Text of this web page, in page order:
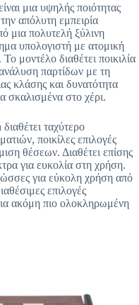
μια υψηλής ποιότητας
απόλυτη εμπειρία
μια πολυτελή ξύλινη
υπολογιστή με ατομική
μοντέλο διαθέτει ποικιλία
παρτίδων με τη
κλάσης και δυνατότητα
σκαλισμένα στο χέρι.
ταχύτερο
ποικίλες επιλογές
θέσεων. Διαθέτει επίσης
για ευκολία στη χρήση.
για εύκολη χρήση από
επιλογές
ακόμη πιο ολοκληρωμένη